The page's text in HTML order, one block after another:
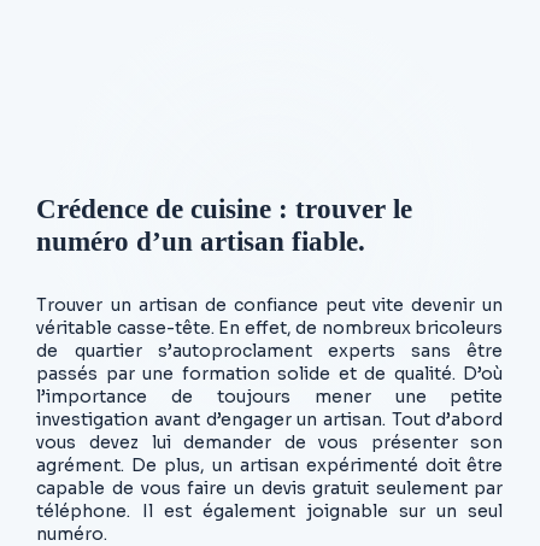
Crédence de cuisine : trouver le
numéro d’un artisan fiable.
Trouver un artisan de confiance peut vite devenir un
véritable casse-tête. En effet, de nombreux bricoleurs
de quartier s’autoproclament experts sans être
passés par une formation solide et de qualité. D’où
l’importance de toujours mener une petite
investigation avant d’engager un artisan. Tout d’abord
vous devez lui demander de vous présenter son
agrément. De plus, un artisan expérimenté doit être
capable de vous faire un devis gratuit seulement par
téléphone. Il est également joignable sur un seul
numéro.